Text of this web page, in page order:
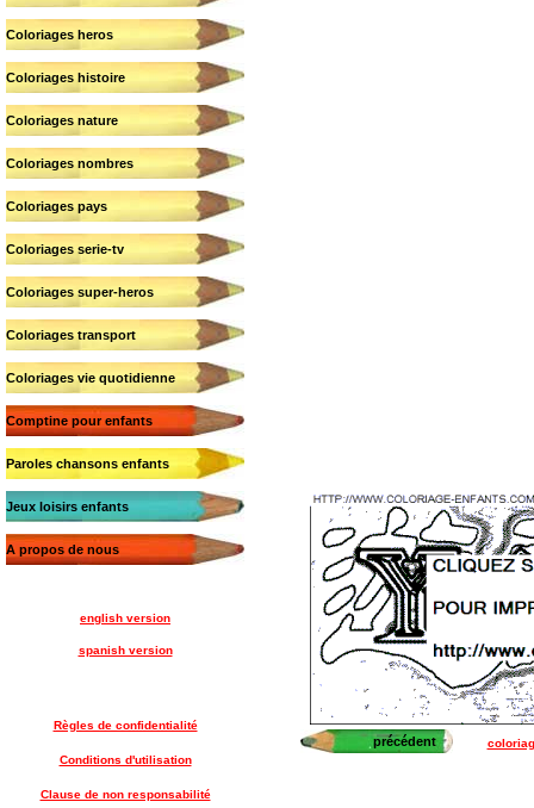
Coloriages heros
Coloriages histoire
Coloriages nature
Coloriages nombres
Coloriages pays
Coloriages serie-tv
Coloriages super-heros
Coloriages transport
Coloriages vie quotidienne
Comptine pour enfants
Paroles chansons enfants
Jeux loisirs enfants
A propos de nous
english version
spanish version
Règles de confidentialité
Conditions d'utilisation
Clause de non responsabilité
précédent